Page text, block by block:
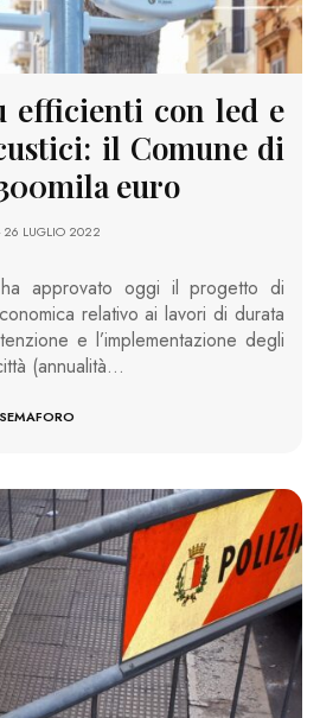
efficienti con led e
il Comune di
euro
26 LUGLIO 2022
approvato oggi il progetto di
relativo ai lavori di durata
e l’implementazione degli
(annualità…
SEMAFORO